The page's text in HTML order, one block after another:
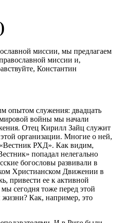
миссии, мы предлагаем
миссии и,
Константин
опытом служения: двадцать
войны мы начали
Отец Кирилл Зайц служит
организации. Многие о ней,
«Вестник РХД». Как видим,
попадал нелегально
богословы развивали в
Христианском Движении в
привести ее к активной
сегодня тоже перед этой
жизни? Как, например, это